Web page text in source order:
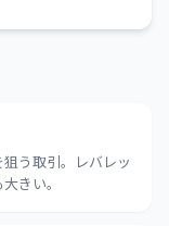
う取引。レバレッ
きい。